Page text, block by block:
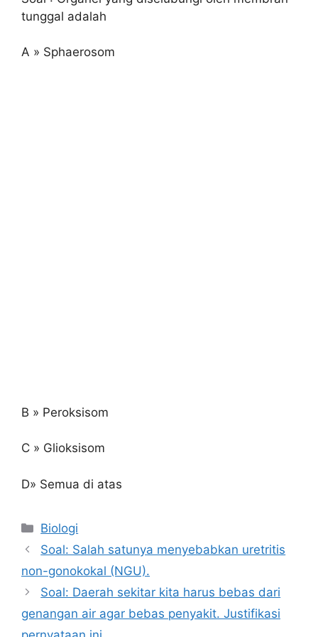
tunggal adalah
A » Sphaerosom
B » Peroksisom
C » Glioksisom
D» Semua di atas
Kategori
Biologi
Soal: Salah satunya menyebabkan uretritis
non-gonokokal (NGU).
Soal: Daerah sekitar kita harus bebas dari
genangan air agar bebas penyakit. Justifikasi